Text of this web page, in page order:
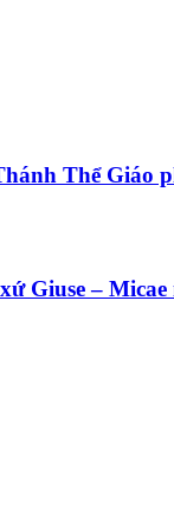
Thể Giáo
Giuse –